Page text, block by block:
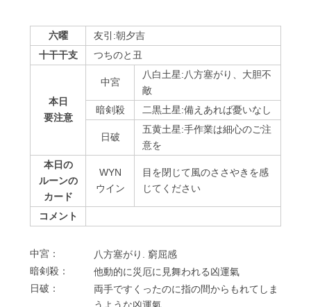
六曜
友引:朝夕吉
十干干支
つちのと丑
本日
要注意
中宮
八白土星:八方塞がり、大胆不
敵
暗剣殺
二黒土星:備えあれば憂いなし
⽇破
五黄土星:手作業は細心のご注
意を
本日の
ルーンの
カード
WYN
ウイン
目を閉じて風のささやきを感
じてください
コメント
中宮：
⼋⽅塞がり. 窮屈感
暗剣殺：
他動的に災厄に⾒舞われる凶運氣
⽇破：
両⼿ですくったのに指の間からもれてしま